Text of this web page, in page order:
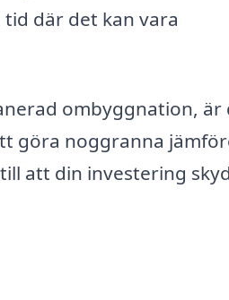
där det kan vara
ombyggnation, är
göra noggranna
att din investering